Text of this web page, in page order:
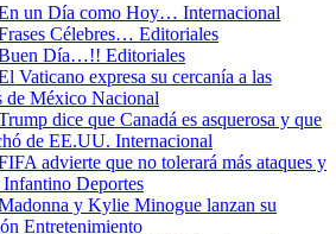
un Día como Hoy… Internacional
Célebres… Editoriales
Día…!! Editoriales
Vaticano expresa su cercanía a las
de México Nacional
dice que Canadá es asquerosa y que
de EE.UU. Internacional
advierte que no tolerará más ataques y
Infantino Deportes
y Kylie Minogue lanzan su
Entretenimiento